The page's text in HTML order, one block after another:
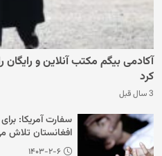
آکادمی بیگم مکتب آنلاین و رایگان
کرد
3 سال قبل
سفارت آمریکا:
افغانستان تلاش
۱۴۰۳-۲-۶